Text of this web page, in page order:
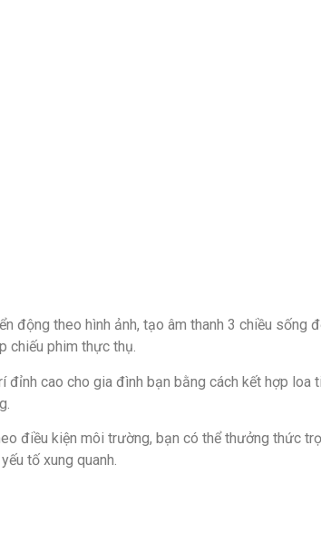
động theo hình ảnh, tạo âm thanh 3 chiều sống
chiếu phim thực thụ.
đỉnh cao cho gia đình bạn bằng cách kết hợp loa
điều kiện môi trường, bạn có thể thưởng thức
tố xung quanh.